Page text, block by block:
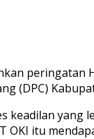
peringatan
(DPC)
keadilan yang
OKI itu